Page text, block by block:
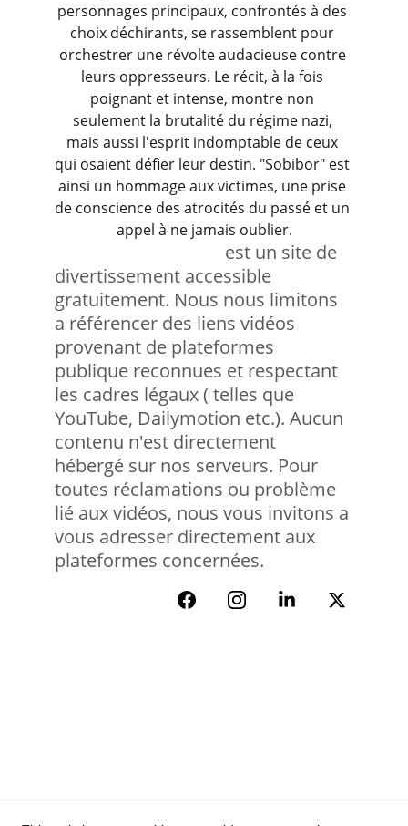
personnages principaux, confrontés à des
choix déchirants, se rassemblent pour
orchestrer une révolte audacieuse contre
leurs oppresseurs. Le récit, à la fois
poignant et intense, montre non
seulement la brutalité du régime nazi,
mais aussi l'esprit indomptable de ceux
qui osaient défier leur destin. "Sobibor" est
ainsi un hommage aux victimes, une prise
de conscience des atrocités du passé et un
appel à ne jamais oublier.
est un site de
divertissement accessible
gratuitement. Nous nous limitons
a référencer des liens vidéos
provenant de plateformes
publique reconnues et respectant
les cadres légaux ( telles que
YouTube, Dailymotion etc.). Aucun
contenu n'est directement
hébergé sur nos serveurs. Pour
toutes réclamations ou problème
lié aux vidéos, nous vous invitons a
vous adresser directement aux
plateformes concernées.